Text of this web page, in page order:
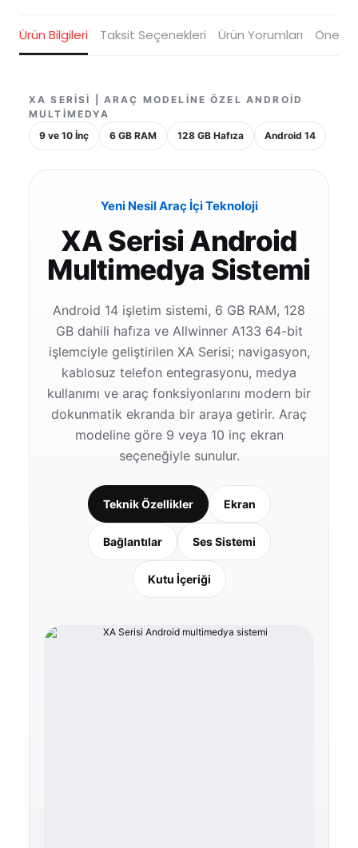
Ürün Bilgileri Taksit Seçenekleri Ürün Yorumları
XA SERISI | ARAÇ MODELINE ÖZEL ANDROID
MULTIMEDYA
9 ve 10 İnç
6 GB RAM 128 GB Hafıza Android 14
Yeni Nesil Araç İçi Teknoloji
XA Serisi Android
Multimedya Sistemi
Android 14 işletim sistemi, 6 GB RAM, 128
GB dahili hafıza ve Allwinner A133 64-bit
işlemciyle geliştirilen XA Serisi; navigasyon,
kablosuz telefon entegrasyonu, medya
kullanımı ve araç fonksiyonlarını modern bir
dokunmatik ekranda bir araya getirir. Araç
modeline göre 9 veya 10 inç ekran
seçeneğiyle sunulur.
Teknik Özellikler Ekran
Bağlantılar Ses Sistemi
Kutu İçeriği